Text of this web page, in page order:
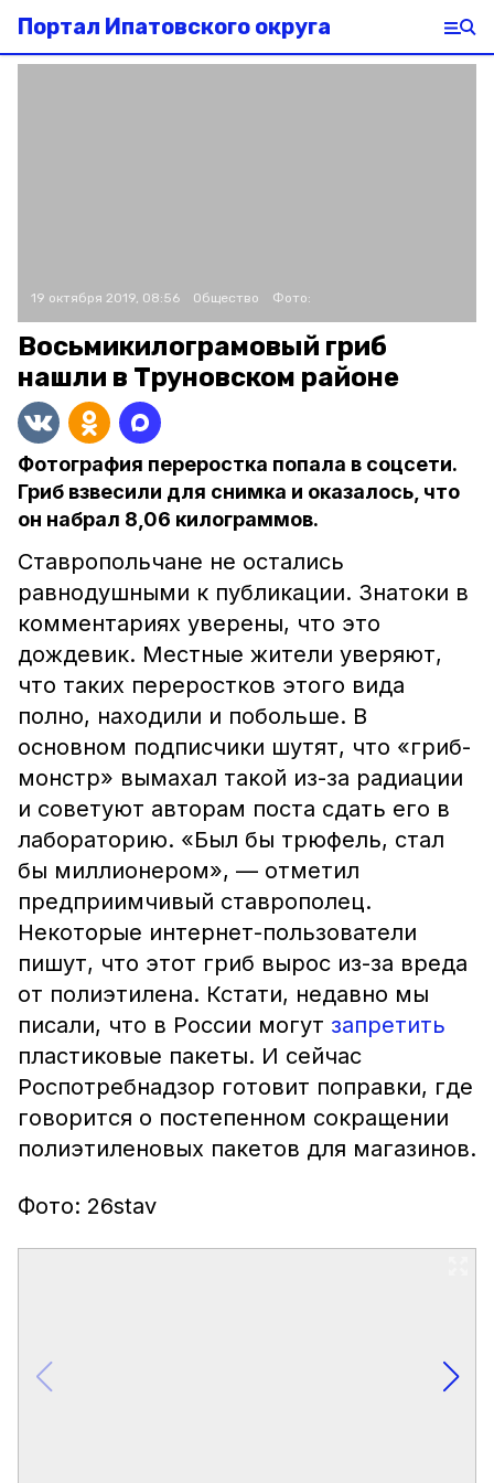
Портал Ипатовского округа
19 октября 2019, 08:56 Общество Фото:
Восьмикилограмовый гриб
нашли в Труновском районе
Фотография переростка попала в соцсети.
Гриб взвесили для снимка и оказалось, что
он набрал 8,06 килограммов.
Ставропольчане не остались
равнодушными к публикации. Знатоки в
комментариях уверены, что это
дождевик. Местные жители уверяют,
что таких переростков этого вида
полно, находили и побольше. В
основном подписчики шутят, что «гриб-
монстр» вымахал такой из-за радиации
и советуют авторам поста сдать его в
лабораторию. «Был бы трюфель, стал
бы миллионером», — отметил
предприимчивый ставрополец.
Некоторые интернет-пользователи
пишут, что этот гриб вырос из-за вреда
от полиэтилена. Кстати, недавно мы
писали, что в России могут запретить
пластиковые пакеты. И сейчас
Роспотребнадзор готовит поправки, где
говорится о постепенном сокращении
полиэтиленовых пакетов для магазинов.
Фото: 26stav